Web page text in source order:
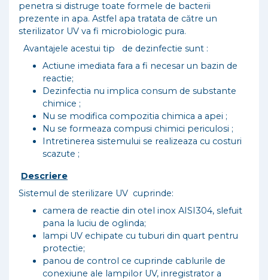
penetra si distruge toate formele de bacterii
prezente in apa. Astfel apa tratata de către un
sterilizator UV va fi microbiologic pura.
Avantajele acestui tip de dezinfectie sunt :
Actiune imediata fara a fi necesar un bazin de
reactie;
Dezinfectia nu implica consum de substante
chimice ;
Nu se modifica compozitia chimica a apei ;
Nu se formeaza compusi chimici periculosi ;
Intretinerea sistemului se realizeaza cu costuri
scazute ;
Descriere
Sistemul de sterilizare UV cuprinde:
camera de reactie din otel inox AISI304, slefuit
pana la luciu de oglinda;
lampi UV echipate cu tuburi din quart pentru
protectie;
panou de control ce cuprinde cablurile de
conexiune ale lampilor UV, inregistrator a